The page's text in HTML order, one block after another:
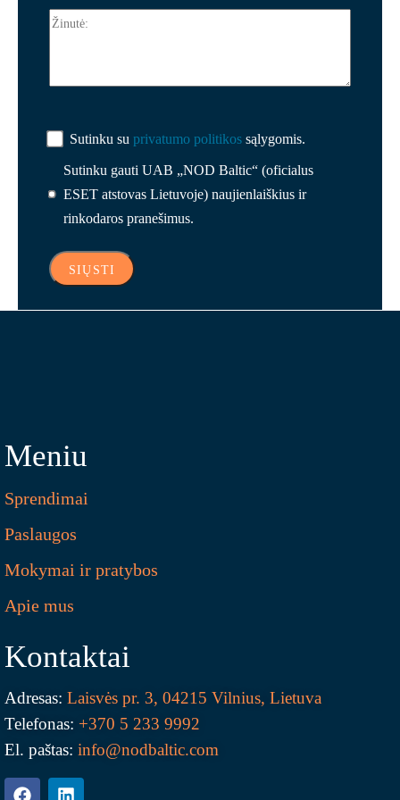
Sutinku su privatumo politikos sąlygomis.
Sutinku gauti UAB „NOD Baltic“ (oficialus
ESET atstovas Lietuvoje) naujienlaiškius ir
rinkodaros pranešimus.
Meniu
Sprendimai
Paslaugos
Mokymai ir pratybos
Apie mus
Kontaktai
Adresas: Laisvės pr. 3, 04215 Vilnius, Lietuva
Telefonas: +370 5 233 9992
El. paštas: info@nodbaltic.com